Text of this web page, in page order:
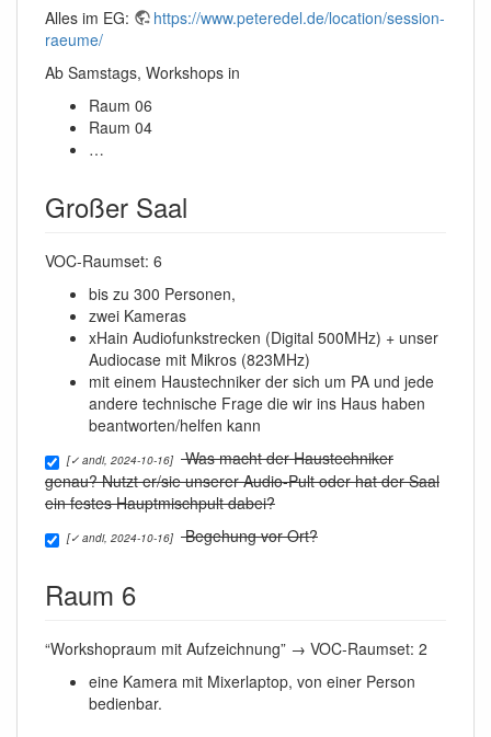
Alles im EG:
https://www.peteredel.de/location/session-
raeume/
Ab Samstags, Workshops in
Raum 06
Raum 04
…
Großer Saal
VOC-Raumset: 6
bis zu 300 Personen,
zwei Kameras
xHain Audiofunkstrecken (Digital 500MHz) + unser
Audiocase mit Mikros (823MHz)
mit einem Haustechniker der sich um PA und jede
andere technische Frage die wir ins Haus haben
beantworten/helfen kann
[✓ andi, 2024-10-16] Was macht der Haustechniker
genau? Nutzt er/sie unserer Audio-Pult oder hat der Saal
ein festes Hauptmischpult dabei?
[✓ andi, 2024-10-16] Begehung vor Ort?
Raum 6
“Workshopraum mit Aufzeichnung” → VOC-Raumset: 2
eine Kamera mit Mixerlaptop, von einer Person
bedienbar.